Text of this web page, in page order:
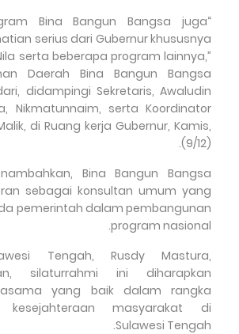
Bina Bangun Bangsa juga
serius dari Gubernur khususnya
serta beberapa program lainnya,”
Daerah Bina Bangun Bangsa
didampingi Sekretaris, Awaludin
Nikmatunnaim, serta Koordinator
di Ruang kerja Gubernur, Kamis,
(9/12).
Bina Bangun Bangsa
sebagai konsultan umum yang
pemerintah dalam pembangunan
program nasional.
Tengah, Rusdy Mastura,
silaturrahmi ini diharapkan
yang baik dalam rangka
kesejahteraan masyarakat di
Sulawesi Tengah.